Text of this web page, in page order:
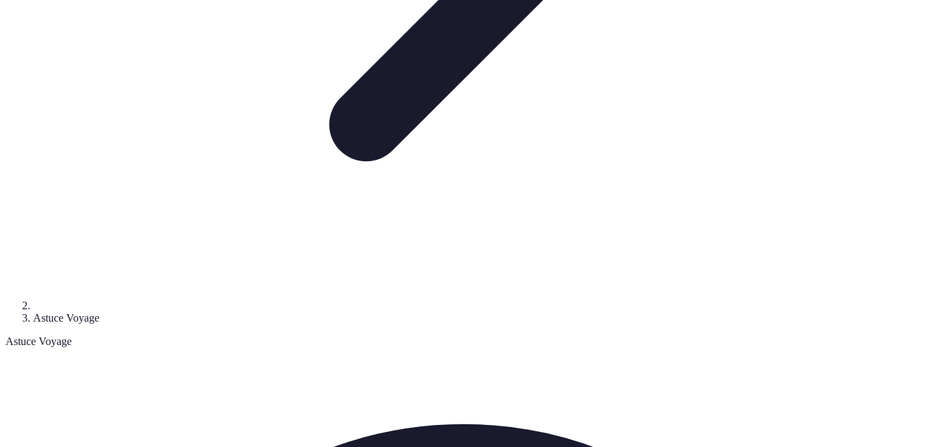
Astuce Voyage
Astuce Voyage